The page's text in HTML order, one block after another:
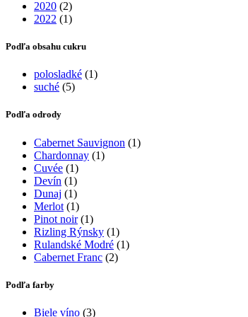
2020 (2)
2022 (1)
Podľa obsahu cukru
polosladké (1)
suché (5)
Podľa odrody
Cabernet Sauvignon (1)
Chardonnay (1)
Cuvée (1)
Devín (1)
Dunaj (1)
Merlot (1)
Pinot noir (1)
Rizling Rýnsky (1)
Rulandské Modré (1)
Cabernet Franc (2)
Podľa farby
Biele víno (3)